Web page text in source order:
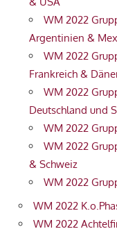
WM 2022
Argentinien &
WM 2022
Frankreich &
WM 2022
Deutschland und
WM 2022
WM 2022
& Schweiz
WM 2022
WM 2022
WM 2022